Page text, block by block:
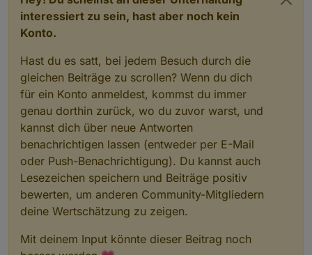
interessiert zu sein, hast aber noch kein
Konto.
Hast du es satt, bei jedem Besuch durch die
gleichen Beiträge zu scrollen? Wenn du dich
für ein Konto anmeldest, kommst du immer
genau dorthin zurück, wo du zuvor warst, und
kannst dich über neue Antworten
benachrichtigen lassen (entweder per E-Mail
oder Push-Benachrichtigung). Du kannst auch
Lesezeichen speichern und Beiträge positiv
bewerten, um anderen Community-Mitgliedern
deine Wertschätzung zu zeigen.
Mit deinem Input könnte dieser Beitrag noch